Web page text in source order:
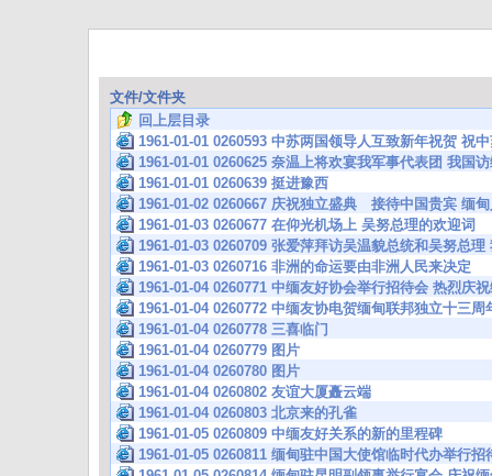
文件/文件夹
回上层目录
1961-01-01 0260593 中苏两国领导人互致新年祝贺 祝
1961-01-01 0260625 奈温上将欢宴我军事代表团 我国
1961-01-01 0260639 挺进豫西
1961-01-02 0260667 庆祝独立盛典 接待中国贵宾 缅
1961-01-03 0260677 在仰光机场上 吴努总理的欢迎词
1961-01-03 0260709 张爱萍拜访吴温貌总统和吴努总
1961-01-03 0260716 非洲的命运要由非洲人民来决定
1961-01-04 0260771 中缅友好协会举行招待会 热烈庆
1961-01-04 0260772 中缅友协电贺缅甸联邦独立十三周
1961-01-04 0260778 三喜临门
1961-01-04 0260779 图片
1961-01-04 0260780 图片
1961-01-04 0260802 友谊大厦矗云端
1961-01-04 0260803 北京来的孔雀
1961-01-05 0260809 中缅友好关系的新的里程碑
1961-01-05 0260811 缅甸驻中国大使馆临时代办举行